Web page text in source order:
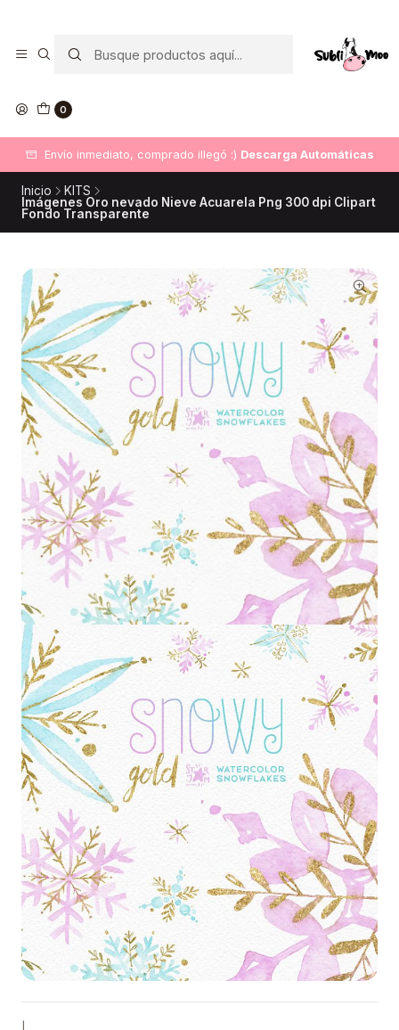
0
Envío inmediato, comprado illegó :) Descarga Automáticas
Inicio
KITS
Imágenes Oro nevado Nieve Acuarela Png 300 dpi Clipart
Fondo Transparente